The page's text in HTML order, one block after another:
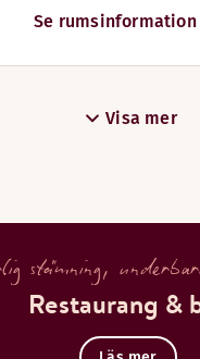
Se rumsinformation
Visa mer
stämning,
Restaurang &